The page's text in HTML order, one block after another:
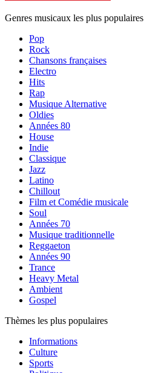
Genres musicaux les plus populaires
Pop
Rock
Chansons françaises
Electro
Hits
Rap
Musique Alternative
Oldies
Années 80
House
Indie
Classique
Jazz
Latino
Chillout
Film et Comédie musicale
Soul
Années 70
Musique traditionnelle
Reggaeton
Années 90
Trance
Heavy Metal
Ambient
Gospel
Thèmes les plus populaires
Informations
Culture
Sports